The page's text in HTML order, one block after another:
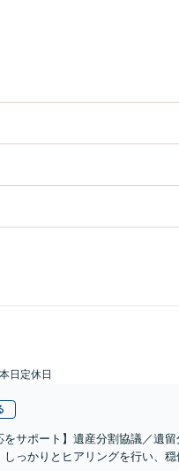
日定休日
サポート】遺産分割協議／遺
っかりとヒアリングを行い、